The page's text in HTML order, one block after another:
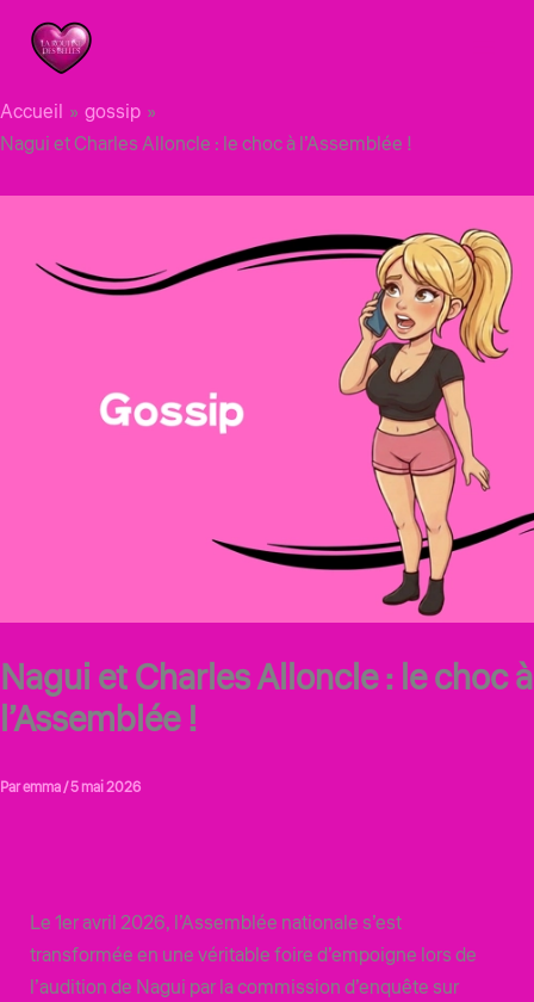
contenu
Accueil
gossip
Nagui et Charles Alloncle : le choc à l’Assemblée !
Nagui et Charles Alloncle : le choc à
l’Assemblée !
Paremma/5 mai 2026
Le 1er avril 2026, l’Assemblée nationale s’est
transformée en une véritable foire d’empoigne lors de
l’audition de Nagui par la commission d’enquête sur